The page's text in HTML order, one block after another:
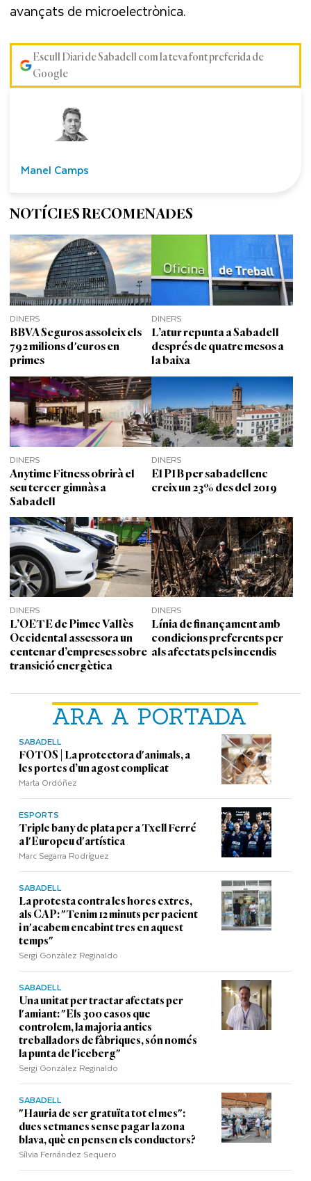
ARA A PORTADA
SABADELL
FOTOS | La protectora d'animals, a
les portes d’un agost complicat
Marta Ordóñez
ESPORTS
Triple bany de plata per a Txell Ferré
a l'Europeu d'artística
Marc Segarra Rodríguez
SABADELL
La protesta contra les hores extres,
als CAP: "Tenim 12 minuts per pacient
i n'acabem encabint tres en aquest
temps"
Sergi Gonzàlez Reginaldo
SABADELL
Una unitat per tractar afectats per
l'amiant: "Els 300 casos que
controlem, la majoria antics
treballadors de fàbriques, són només
la punta de l'iceberg"
Sergi Gonzàlez Reginaldo
SABADELL
"Hauria de ser gratuïta tot el mes":
dues setmanes sense pagar la zona
blava, què en pensen els conductors?
Sílvia Fernández Sequero
avançats de microelectrònica.
Escull Diari de Sabadell com la teva font preferida de
Google
Manel Camps
NOTÍCIES RECOMENADES
DINERS
BBVA Seguros assoleix els
792 milions d'euros en
primes
DINERS
L’atur repunta a Sabadell
després de quatre mesos a
la baixa
DINERS
Anytime Fitness obrirà el
seu tercer gimnàs a
Sabadell
DINERS
El PIB per sabadellenc
creix un 23% des del 2019
DINERS
L’OETE de Pimec Vallès
Occidental assessora un
centenar d’empreses sobre
transició energètica
DINERS
Línia de finançament amb
condicions preferents per
als afectats pels incendis